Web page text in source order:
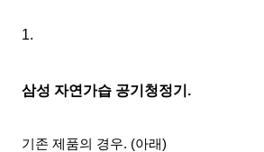
1.
삼성 자연가습 공기청정기.
기존 제품의 경우. (아래)